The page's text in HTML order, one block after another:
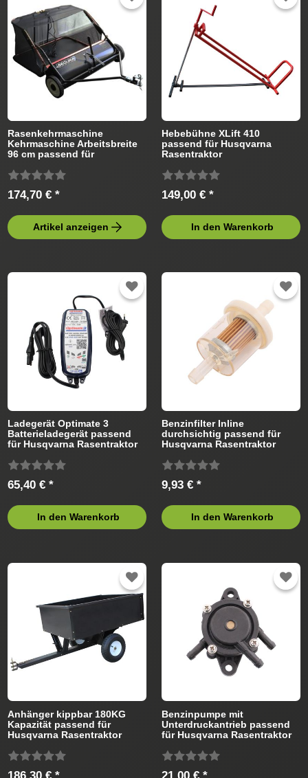
Rasenkehrmaschine
Kehrmaschine Arbeitsbreite
96 cm passend für
174,70 € *
Artikel anzeigen
Hebebühne XLift 410
passend für Husqvarna
Rasentraktor
149,00 € *
In den Warenkorb
Ladegerät Optimate 3
Batterieladegerät passend
für Husqvarna Rasentraktor
65,40 € *
In den Warenkorb
Benzinfilter Inline
durchsichtig passend für
Husqvarna Rasentraktor
9,93 € *
In den Warenkorb
Anhänger kippbar 180KG
Kapazität passend für
Husqvarna Rasentraktor
186,30 € *
Benzinpumpe mit
Unterdruckantrieb passend
für Husqvarna Rasentraktor
21,00 € *